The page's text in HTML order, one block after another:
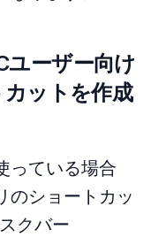
ユーザー向け
ットを作成
っている場合
のショートカッ
クバー